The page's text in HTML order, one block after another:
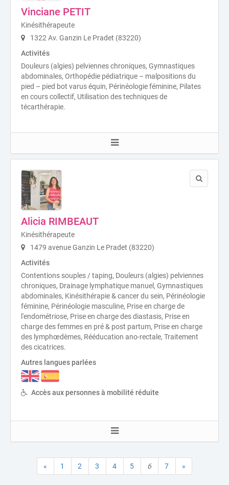
Vinciane PETIT
Kinésithérapeute
1322 Av. Ganzin Le Pradet (83220)
Activités
Douleurs (algies) pelviennes chroniques, Gymnastiques
abdominales, Orthopédie pédiatrique – malpositions du
pied – pied bot varus équin, Périnéologie féminine, Pilates
en cours collectif, Utilisation des techniques de
técarthérapie.
Alicia RIMBEAUT
Kinésithérapeute
1479 avenue Ganzin Le Pradet (83220)
Activités
Contentions souples / taping, Douleurs (algies) pelviennes
chroniques, Drainage lymphatique manuel, Gymnastiques
abdominales, Kinésithérapie & cancer du sein, Périnéologie
féminine, Périnéologie masculine, Prise en charge de
l'endométriose, Prise en charge des diastasis, Prise en
charge des femmes en pré & post partum, Prise en charge
des lymphœdèmes, Rééducation ano-rectale, Traitement
des cicatrices.
Autres langues parlées
Accès aux personnes à mobilité réduite
« 1 2 3 4 5 6 7 »